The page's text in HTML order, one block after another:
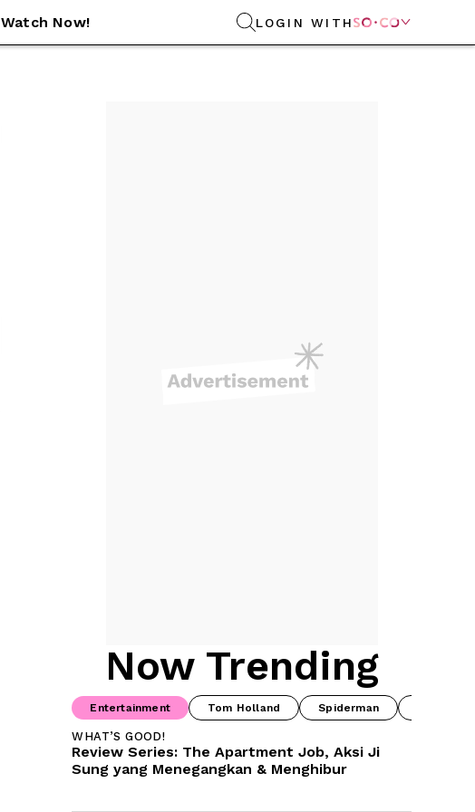
Watch Now! LOGIN WITH 
Now Trending
Entertainment Tom Holland Spiderman
WHAT’S GOOD!
Review Series: The Apartment Job, Aksi Ji
Sung yang Menegangkan & Menghibur